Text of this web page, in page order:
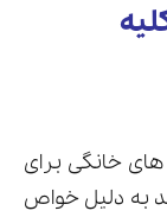
خانگی برای
به دلیل خواص